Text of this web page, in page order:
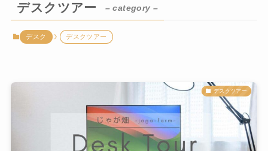
デスクツアー – category –
デスク デスクツアー
デスクツアー